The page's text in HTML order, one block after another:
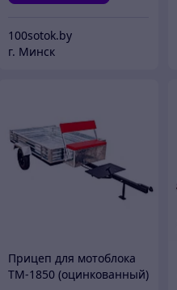
100sotok.by
г. Минск
Прицеп для мотоблока
ТМ-1850 (оцинкованный)